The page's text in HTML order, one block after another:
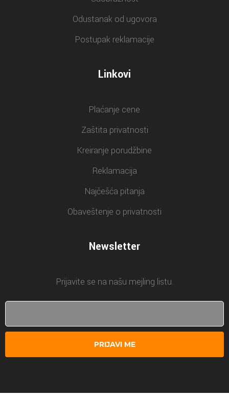
Odustanak od ugovora
Postupak reklamacije
Linkovi
Plaćanje cene
Zaštita privatnosti
Kreiranje porudžbine
Reklamacija
Najčešća pitanja
Obaveštenje o privatnosti
Newsletter
Prijavite se na našu mejling listu.
PRIJAVI ME